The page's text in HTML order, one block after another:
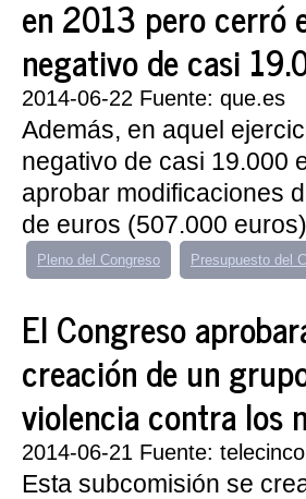
en 2013 pero cerró
negativo de casi
2014-06-22 Fuente: que.es
Además, en aquel
negativo de casi 19.000
aprobar modificaciones
de euros (507.000
Pleno del Congreso Presupuesto del
El Congreso
creación de un
violencia contra los
2014-06-21 Fuente:
Esta subcomisión se